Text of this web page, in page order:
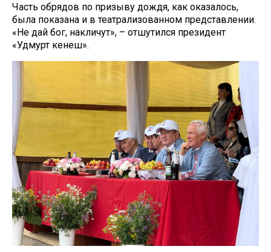
Часть обрядов по призыву дождя, как оказалось,
была показана и в театрализованном представлении.
«Не дай бог, накличут», – отшутился президент
«Удмурт кенеш».